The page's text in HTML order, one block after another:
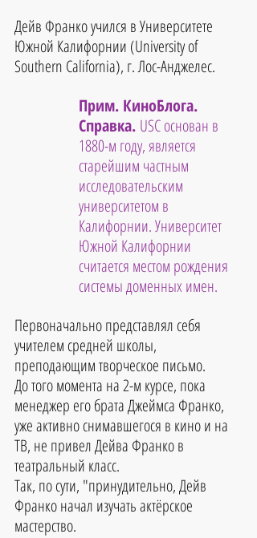
Дейв Франко учился в Университете
Южной Калифорнии (University of
Southern California), г. Лос-Анджелес.
Прим. КиноБлога.
Справка. USC основан в
1880-м году, является
старейшим частным
исследовательским
университетом в
Калифорнии. Университет
Южной Калифорнии
считается местом рождения
системы доменных имен.
Первоначально представлял себя
учителем средней школы,
преподающим творческое письмо.
До того момента на 2-м курсе, пока
менеджер его брата Джеймса Франко,
уже активно снимавшегося в кино и на
ТВ, не привел Дейва Франко в
театральный класс.
Так, по сути, "принудительно, Дейв
Франко начал изучать актёрское
мастерство.